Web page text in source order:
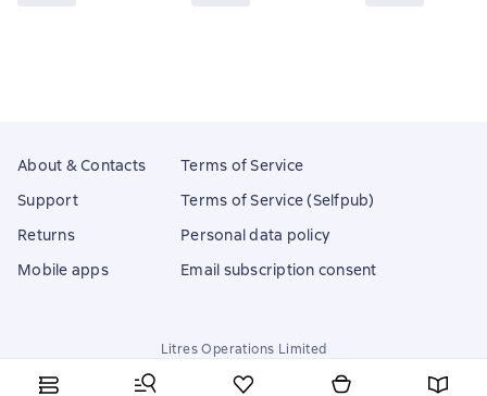
About & Contacts
Support
Returns
Mobile apps
Terms of Service
Terms of Service (Selfpub)
Personal data policy
Email subscription consent
Litres Operations Limited